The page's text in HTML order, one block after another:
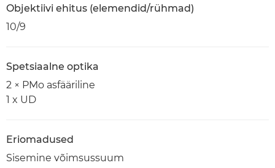
Objektiivi ehitus (elemendid/rühmad)
10/9
Spetsiaalne optika
2 × PMo asfääriline
1 x UD
Eriomadused
Sisemine võimsussuum